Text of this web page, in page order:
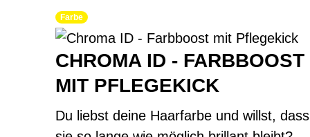
Farbe
CHROMA ID - FARBBOOST
MIT PFLEGEKICK
Du liebst deine Haarfarbe und willst, dass